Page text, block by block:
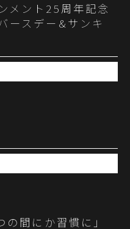
メント25周年記念
ースデー&サンキ
間にか習慣に」